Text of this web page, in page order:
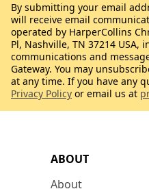
ABOUT
About
By submitting your email
will receive email
operated by HarperCollins
Pl, Nashville, TN 37214 USA,
communications and
Gateway. You may
at any time. If you have any
Privacy Policy or email us at